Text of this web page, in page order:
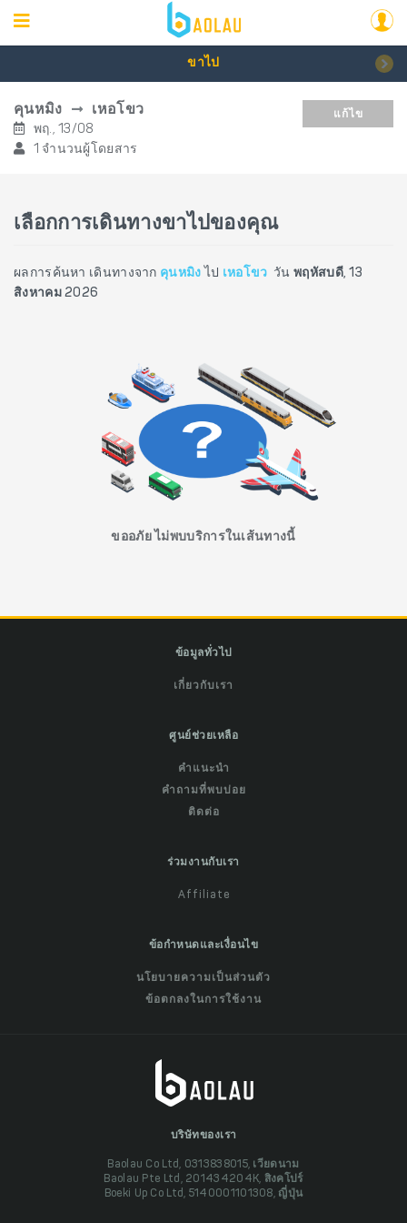
ขาไป
คุนหมิง เหอโขว
พฤ., 13/08
1 จำนวนผู้โดยสาร
แก้ไข
เลือกการเดินทางขาไปของคุณ
ผลการค้นหา เดินทางจาก คุนหมิง ไป เหอโขว วันพฤหัสบดี, 13
สิงหาคม 2026
ขออภัย ไม่พบบริการในเส้นทางนี้
ข้อมูลทั่วไป
เกี่ยวกับเรา
ศูนย์ช่วยเหลือ
คำแนะนำ
คำถามที่พบบ่อย
ติดต่อ
ร่วมงานกับเรา
Affiliate
ข้อกำหนดและเงื่อนไข
นโยบายความเป็นส่วนตัว
ข้อตกลงในการใช้งาน
บริษัทของเรา
Baolau Co Ltd, 0313838015, เวียดนาม
Baolau Pte Ltd, 201434204K, สิงคโปร์
Boeki Up Co Ltd, 5140001101308, ญี่ปุ่น